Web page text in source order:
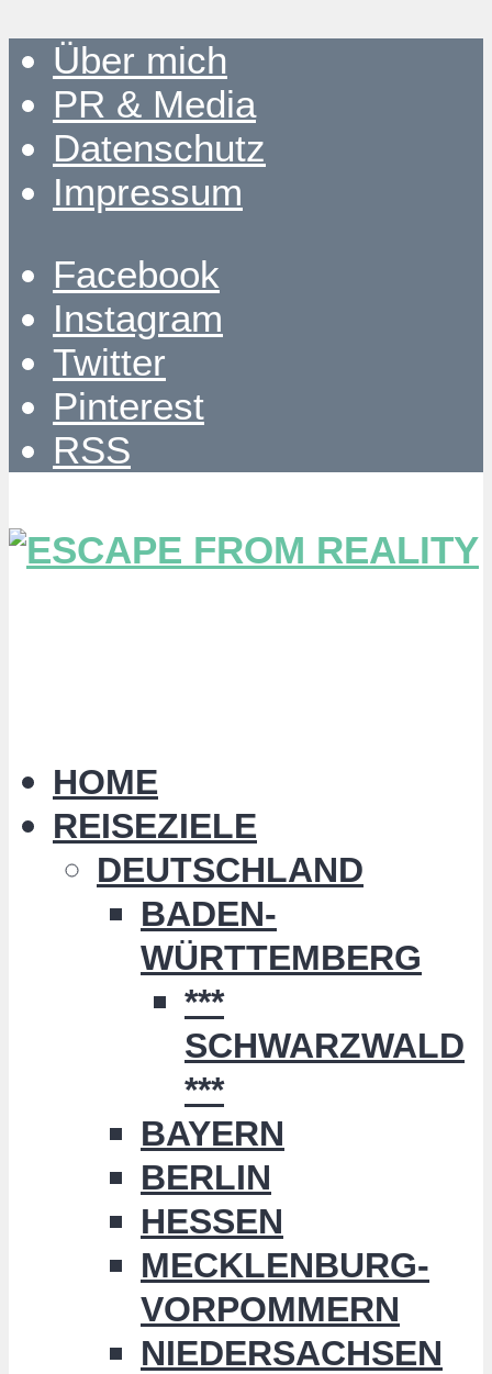
Über mich
PR & Media
Datenschutz
Impressum
Facebook
Instagram
Twitter
Pinterest
RSS
HOME
REISEZIELE
DEUTSCHLAND
BADEN-
WÜRTTEMBERG
***
SCHWARZWALD
***
BAYERN
BERLIN
HESSEN
MECKLENBURG-
VORPOMMERN
NIEDERSACHSEN